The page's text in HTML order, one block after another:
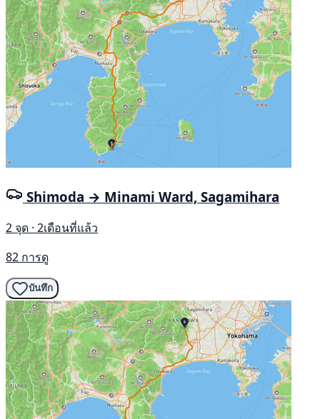
Shimoda → Minami Ward, Sagamihara
2 จุด · 2เดือนที่แล้ว
82 การดู
บันทึก